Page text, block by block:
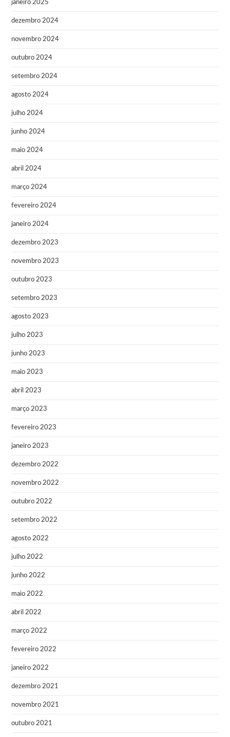
janeiro 2025
dezembro 2024
novembro 2024
outubro 2024
setembro 2024
agosto 2024
julho 2024
junho 2024
maio 2024
abril 2024
março 2024
fevereiro 2024
janeiro 2024
dezembro 2023
novembro 2023
outubro 2023
setembro 2023
agosto 2023
julho 2023
junho 2023
maio 2023
abril 2023
março 2023
fevereiro 2023
janeiro 2023
dezembro 2022
novembro 2022
outubro 2022
setembro 2022
agosto 2022
julho 2022
junho 2022
maio 2022
abril 2022
março 2022
fevereiro 2022
janeiro 2022
dezembro 2021
novembro 2021
outubro 2021